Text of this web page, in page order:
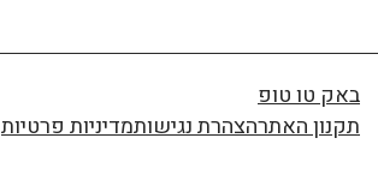
באק טו טופ
תקנון האתרהצהרת נגישותמדיניות פרטיות